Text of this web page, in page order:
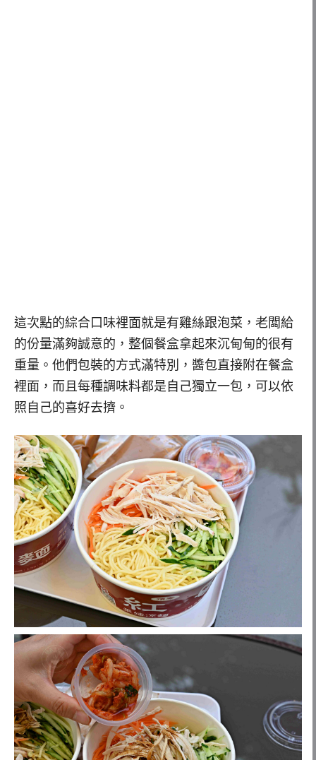
這次點的綜合口味裡面就是有雞絲跟泡菜，老闆給
的份量滿夠誠意的，整個餐盒拿起來沉甸甸的很有
重量。他們包裝的方式滿特別，醬包直接附在餐盒
裡面，而且每種調味料都是自己獨立一包，可以依
照自己的喜好去擠。